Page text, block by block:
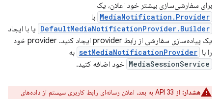
برای سفارشی‌سازی بیشتر خود اعلان، یک
MediaNotification.Provider با
DefaultMediaNotificationProvider.Builder یا با ایجاد
یک پیاده‌سازی سفارشی از رابط provider ایجاد کنید. provider خود
را با setMediaNotificationProvider به
MediaSessionService خود اضافه کنید.
هشدار:
از API 33 به بعد، اعلان رسانه‌ای رابط کاربری سیستم از داده‌های